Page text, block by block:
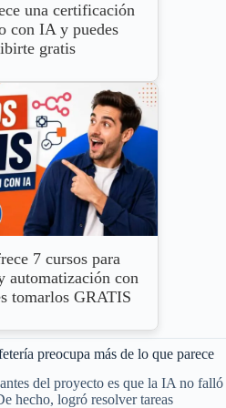
una certificación
con IA y puedes
gratis
7 cursos para
automatización con
tomarlos GRATIS
preocupa más de lo que parece
del proyecto es que la IA no falló
hecho, logró resolver tareas